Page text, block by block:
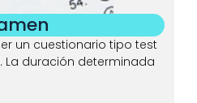
un cuestionario tipo test
La duración determinada